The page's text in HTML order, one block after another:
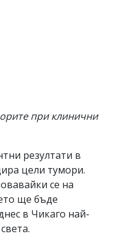
при клинични
резултати в
цели тумори.
се на
ще бъде
в Чикаго най-